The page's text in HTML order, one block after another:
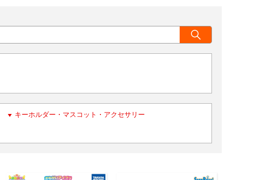
キーホルダー・マスコット・アクセサリー